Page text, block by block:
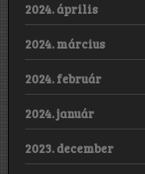
2024. április
2024. március
2024. február
2024. január
2023. december